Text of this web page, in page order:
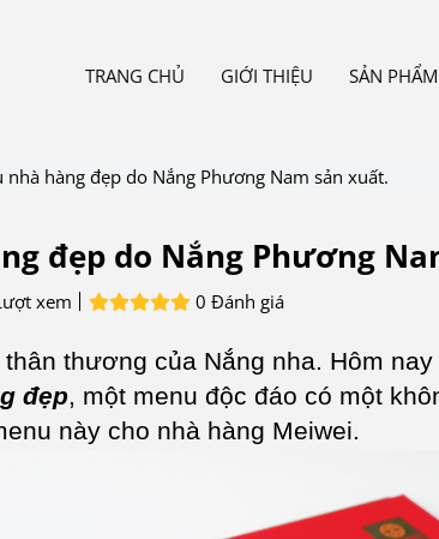
TRANG CHỦ GIỚI THIỆU SẢN PHẨM
nhà hàng đẹp do Nắng Phương Nam sản xuất.
đẹp do Nắng Phương
xem 0 Đánh giá
thương của Nắng nha. Hôm
đẹp, một menu độc đáo có một
này cho nhà hàng Meiwei.